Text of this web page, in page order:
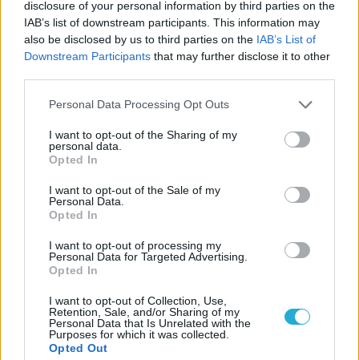
disclosure of your personal information by third parties on the
IAB’s list of downstream participants. This information may
also be disclosed by us to third parties on the IAB’s List of
Downstream Participants that may further disclose it to other
Personal Data Processing Opt Outs
I want to opt-out of the Sharing of my
personal data.
Opted In
I want to opt-out of the Sale of my
Personal Data.
Opted In
I want to opt-out of processing my
Personal Data for Targeted Advertising.
Opted In
I want to opt-out of Collection, Use,
Retention, Sale, and/or Sharing of my
Personal Data that Is Unrelated with the
Purposes for which it was collected.
Opted Out
Csapd be az AI-t! Állítsd be itt, hogy a PC
Guru tartalmairól véletlenül se maradj le
a Google-ben.
Project Positron – Az Xbox újdonságával a
digitális könyvtáradban őrizheted meg a
lemezes játékaidat
BRÉKING! A Sony megszünteti a
PlayStation-játékok lemezes kiadásait
PlayStation 3 és PS Vita konzolokon sem
lesz már elérhető a PlayStation Store
hogy a Sony 2028-tól kukázza a
lemezeket